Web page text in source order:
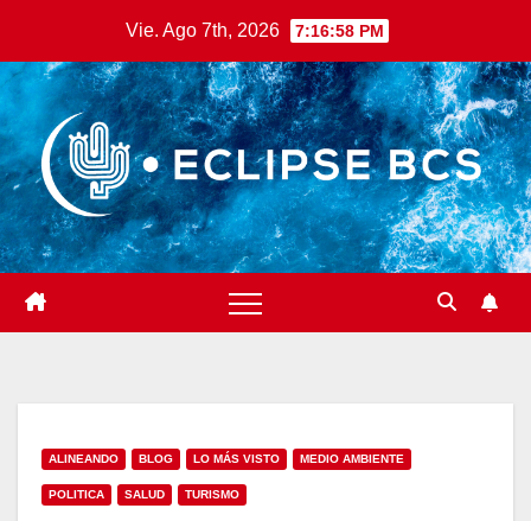
contenido
Vie. Ago 7th, 2026 7:17:00 PM
ALINEANDO BLOG LO MÁS VISTO MEDIO AMBIENTE
POLITICA SALUD TURISMO